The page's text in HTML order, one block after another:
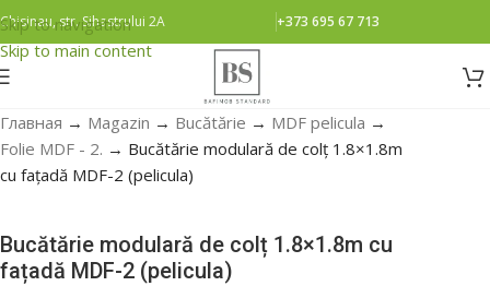
Skip to navigation
Skip to main content
Chisinau, str. Sihastrului 2A +373 695 67 713
Главная → Magazin → Bucătărie → MDF pelicula →
Folie MDF - 2. → Bucătărie modulară de colț 1.8×1.8m
cu fațadă MDF-2 (pelicula)
Bucătărie modulară de colț 1.8×1.8m cu
fațadă MDF-2 (pelicula)